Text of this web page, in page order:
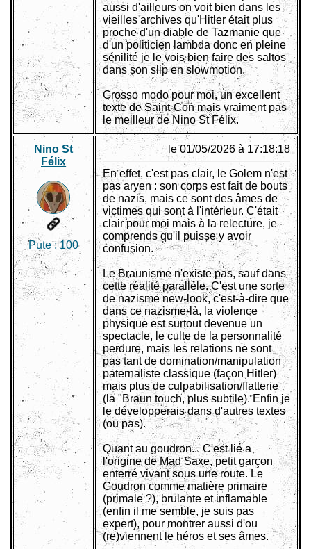
aussi d'ailleurs on voit bien dans les
vieilles archives qu'Hitler était plus
proche d'un diable de Tazmanie que
d'un politicien lambda donc en pleine
sénilité je le vois bien faire des saltos
dans son slip en slowmotion.
Grosso modo pour moi, un excellent
texte de Saint-Con mais vraiment pas
le meilleur de Nino St Félix.
Nino St
Félix
Pute :100
le 01/05/2026 à 17:18:18
En effet, c'est pas clair, le Golem n'est
pas aryen : son corps est fait de bouts
de nazis, mais ce sont des âmes de
victimes qui sont à l'intérieur. C'était
clair pour moi mais à la relecture, je
comprends qu'il puisse y avoir
confusion.
Le Braunisme n'existe pas, sauf dans
cette réalité parallèle. C'est une sorte
de nazisme new-look, c'est-à-dire que
dans ce nazisme-là, la violence
physique est surtout devenue un
spectacle, le culte de la personnalité
perdure, mais les relations ne sont
pas tant de domination/manipulation
paternaliste classique (façon Hitler)
mais plus de culpabilisation/flatterie
(la "Braun touch, plus subtile). Enfin je
le développerais dans d'autres textes
(ou pas).
Quant au goudron... C'est lié a
l'origine de Mad Saxe, petit garçon
enterré vivant sous une route. Le
Goudron comme matière primaire
(primale ?), brulante et inflamable
(enfin il me semble, je suis pas
expert), pour montrer aussi d'ou
(re)viennent le héros et ses âmes.